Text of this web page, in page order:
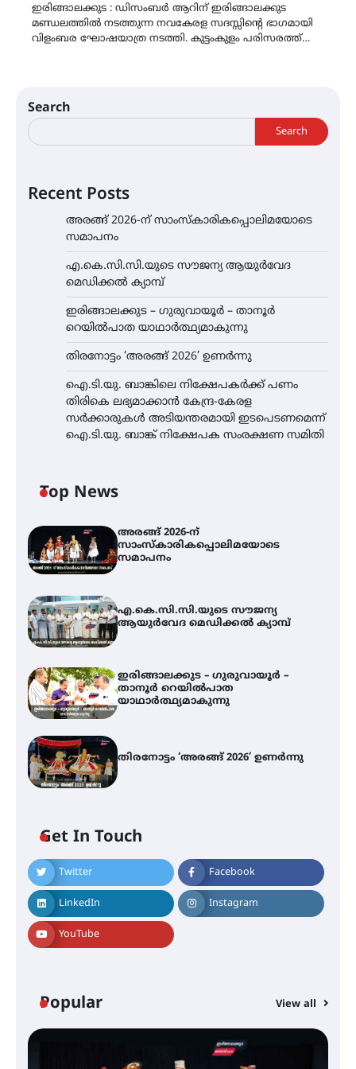
ഇരിങ്ങാലക്കുട : ഡിസംബർ ആറിന് ഇരിങ്ങാലക്കുട
മണ്ഡലത്തിൽ നടത്തുന്ന നവകേരള സദസ്സിന്റെ ഭാഗമായി
വിളംബര ഘോഷയാത്ര നടത്തി. കുട്ടംകുളം പരിസരത്ത്…
Search
Search
Recent Posts
അരങ്ങ് 2026-ന് സാംസ്കാരികപ്പൊലിമയോടെ
സമാപനം
എ.കെ.സി.സി.യുടെ സൗജന്യ ആയുർവേദ
മെഡിക്കൽ ക്യാമ്പ്
ഇരിങ്ങാലക്കുട – ഗുരുവായൂർ – താനൂർ
റെയിൽപാത യാഥാർത്ഥ്യമാകുന്നു
തിരനോട്ടം ‘അരങ്ങ് 2026’ ഉണർന്നു
ഐ.ടി.യു. ബാങ്കിലെ നിക്ഷേപകർക്ക് പണം
തിരികെ ലഭ്യമാക്കാൻ കേന്ദ്ര-കേരള
സർക്കാരുകൾ അടിയന്തരമായി ഇടപെടണമെന്ന്
ഐ.ടി.യു. ബാങ്ക് നിക്ഷേപക സംരക്ഷണ സമിതി
Top News
അരങ്ങ് 2026-ന്
സാംസ്കാരികപ്പൊലിമയോടെ
സമാപനം
എ.കെ.സി.സി.യുടെ സൗജന്യ
ആയുർവേദ മെഡിക്കൽ ക്യാമ്പ്
ഇരിങ്ങാലക്കുട – ഗുരുവായൂർ –
താനൂർ റെയിൽപാത
യാഥാർത്ഥ്യമാകുന്നു
തിരനോട്ടം ‘അരങ്ങ് 2026’ ഉണർന്നു
Get In Touch
Twitter Facebook
LinkedIn Instagram
YouTube
Popular View all
ഇരിങ്ങാലക്കുട – ഗുരുവായൂർ –
താനൂർ റെയിൽപാത
യാഥാർത്ഥ്യമാകുന്നു
ഐ.ടി.യു. ബാങ്കിലെ
നിക്ഷേപകർക്ക് പണം തിരികെ
ലഭ്യമാക്കാൻ കേന്ദ്ര-കേരള